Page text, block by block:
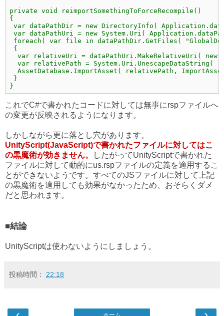
private void reimportSomethingToForceRecompile()
{
var dataPathDir = new DirectoryInfo(
var dataPathUri = new System.Uri(
foreach( var file in dataPathDir.GetFiles(
{
var relativeUri = dataPathUri.MakeRelativeUri( new
var relativePath = System.Uri.UnescapeDataString(
AssetDatabase.ImportAsset( relativePath,
}
}
これでC#で書かれたコードに対しては無事にrspファイルへ
の変更が反映されるようになります。
しかしながら更に落とし穴があります。
UnityScript(JavaScript)で書かれたファイルに対してはこ
の黒魔術が効きません。
したがってUnityScriptで書かれた
ファイルに対して動的にus.rspファイルの定義を適用するこ
とができないようです。すべてのJSファイルに対して上記
の黒魔術を適用しても効果がなかったため、おそらくダメ
だと思われます。
■結論
UnityScriptは使わないようにしましょう。
投稿時間： 22:18